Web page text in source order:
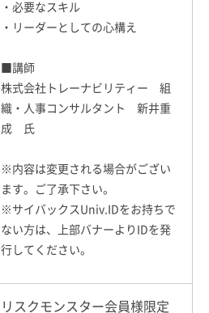
・必要なスキル
・リーダーとしての心構え
■講師
株式会社トレーナビリティー 組
織・人事コンサルタント 新井重
成 氏
※内容は変更される場合がござい
ます。ご了承下さい。
※サイバックスUniv.IDをお持ちで
ない方は、上部バナーよりIDを発
行してください。
リスクモンスター会員様限定